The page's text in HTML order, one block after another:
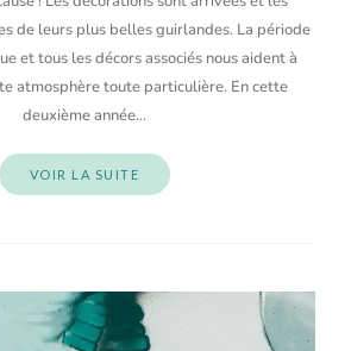
de leurs plus belles guirlandes. La période
et tous les décors associés nous aident à
atmosphère toute particulière. En cette
deuxième année…
VOIR LA SUITE